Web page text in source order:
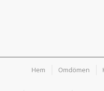
Hem Omdömen